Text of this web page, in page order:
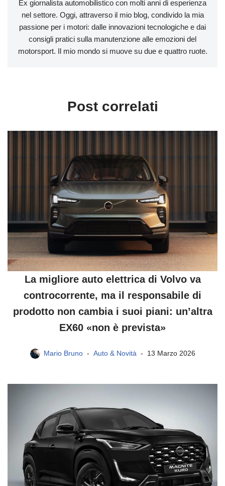
Ex giornalista automobilistico con molti anni di esperienza
nel settore. Oggi, attraverso il mio blog, condivido la mia
passione per i motori: dalle innovazioni tecnologiche e dai
consigli pratici sulla manutenzione alle emozioni del
motorsport. Il mio mondo si muove su due e quattro ruote.
Post correlati
La migliore auto elettrica di Volvo va
controcorrente, ma il responsabile di
prodotto non cambia i suoi piani: un’altra
EX60 «non è prevista»
Mario Bruno Auto & Novità 13 Marzo 2026